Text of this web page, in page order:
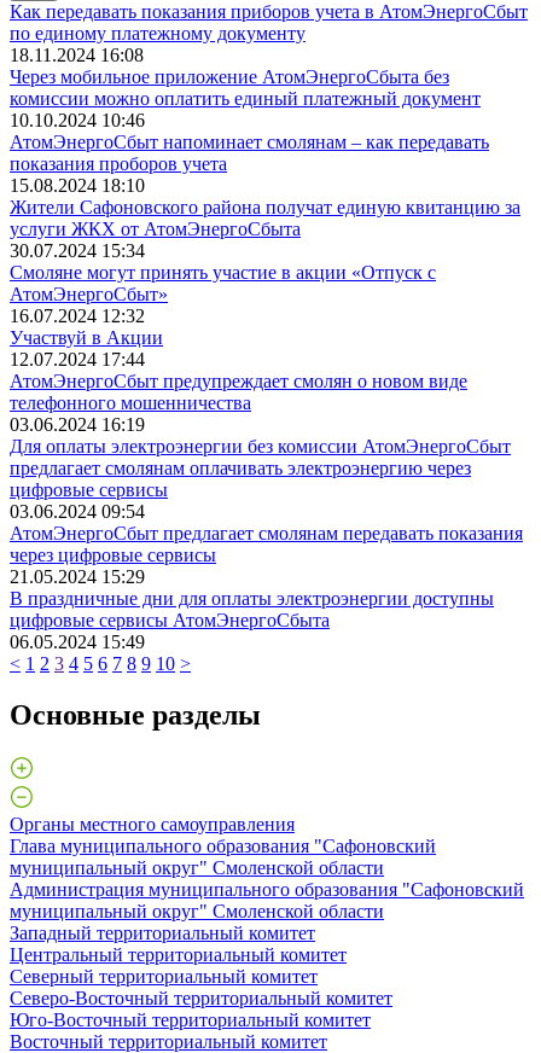
Как передавать показания приборов учета в АтомЭнергоСбыт
по единому платежному документу
18.11.2024 16:08
Через мобильное приложение АтомЭнергоСбыта без
комиссии можно оплатить единый платежный документ
10.10.2024 10:46
АтомЭнергоСбыт напоминает смолянам – как передавать
показания проборов учета
15.08.2024 18:10
Жители Сафоновского района получат единую квитанцию за
услуги ЖКХ от АтомЭнергоСбыта
30.07.2024 15:34
Смоляне могут принять участие в акции «Отпуск с
АтомЭнергоСбыт»
16.07.2024 12:32
Участвуй в Акции
12.07.2024 17:44
АтомЭнергоСбыт предупреждает смолян о новом виде
телефонного мошенничества
03.06.2024 16:19
Для оплаты электроэнергии без комиссии АтомЭнергоСбыт
предлагает смолянам оплачивать электроэнергию через
цифровые сервисы
03.06.2024 09:54
АтомЭнергоСбыт предлагает смолянам передавать показания
через цифровые сервисы
21.05.2024 15:29
В праздничные дни для оплаты электроэнергии доступны
цифровые сервисы АтомЭнергоСбыта
06.05.2024 15:49
< 1 2 3 4 5 6 7 8 9 10 >
Основные разделы
Органы местного самоуправления
Глава муниципального образования "Сафоновский
муниципальный округ" Смоленской области
Администрация муниципального образования "Сафоновский
муниципальный округ" Смоленской области
Западный территориальный комитет
Центральный территориальный комитет
Северный территориальный комитет
Северо-Восточный территориальный комитет
Юго-Восточный территориальный комитет
Восточный территориальный комитет